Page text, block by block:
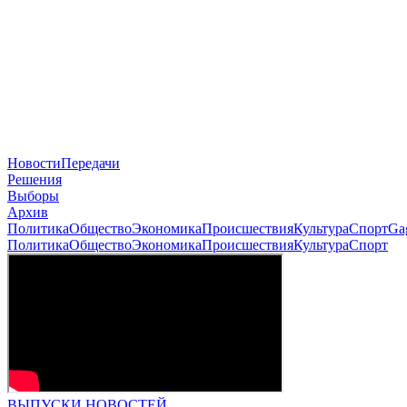
НовостиПередачи
Решения
Выборы
Архив
ПолитикаОбществоЭкономикаПроисшествияКультураСпорт
ПолитикаОбществоЭкономикаПроисшествияКультураСпорт